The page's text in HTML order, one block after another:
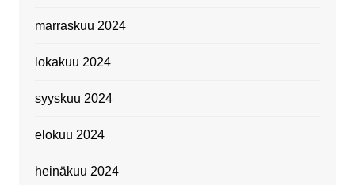
marraskuu 2024
lokakuu 2024
syyskuu 2024
elokuu 2024
heinäkuu 2024